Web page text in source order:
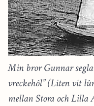
Min bror Gunnar
vreckehôl” (Liten vit
mellan Stora och Lilla